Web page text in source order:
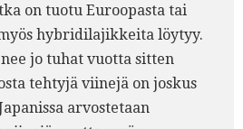
on tuotu Euroopasta tai
hybridilajikkeita löytyy.
jo tuhat vuotta sitten
tehtyjä viinejä on joskus
arvostetaan